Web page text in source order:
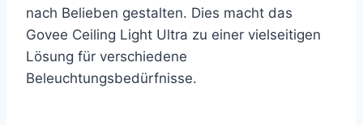
nach Belieben gestalten. Dies macht das
Govee Ceiling Light Ultra zu einer vielseitigen
Lösung für verschiedene
Beleuchtungsbedürfnisse.